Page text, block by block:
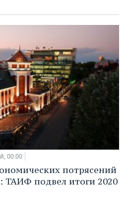
00:00
потрясений
ТАИФ подвел итоги 2020